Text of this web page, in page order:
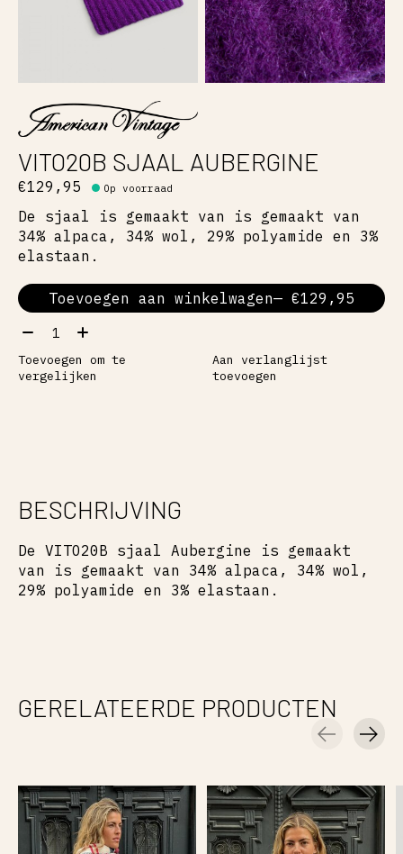
VITO20B SJAAL AUBERGINE
€129,95 Op voorraad
De sjaal is gemaakt van is gemaakt van
34% alpaca, 34% wol, 29% polyamide en 3%
elastaan.
Toevoegen aan winkelwagen
— €129,95
Aantal:
Toevoegen om te
vergelijken
Aan verlanglijst
toevoegen
BESCHRIJVING
De VITO20B sjaal Aubergine is gemaakt
van is gemaakt van 34% alpaca, 34% wol,
29% polyamide en 3% elastaan.
GERELATEERDE PRODUCTEN